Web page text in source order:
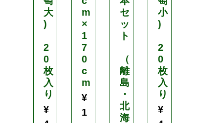
大
)
2
0
枚
入
り
¥
m
×
1
7
0
c
m
¥
1
セ
ッ
ト
（
離
島
・
北
海
小
)
2
0
枚
入
り
¥